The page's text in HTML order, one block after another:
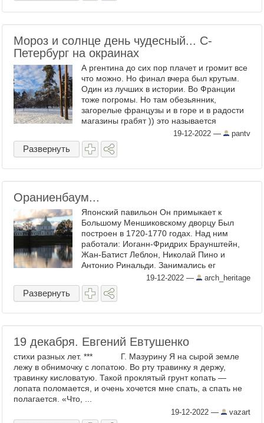
Мороз и солнце день чудесный... С-
Петербург на окраинах
А ргентина до сих пор плачет и громит все
что можно. Но финал вчера был крутым.
Один из лучших в истории. Во Франции
тоже погромы. Но там обезьянник,
загорелые французы и в горе и в радости
магазины грабят )) это называется
стабильность! А у нас выглянуло солнце.
Ночью шел снег, но ...
19-12-2022 — pantv
Развернуть
Ораниенбаум...
Японский павильон Он примыкает к
Большому Меншиковскому дворцу Был
построен в 1720-1770 годах. Над ним
работали: Иоганн-Фридрих Браунштейн,
Жан-Батист Леблон, Николай Пино и
Антонио Ринальди. Занимались ег
внешним и внутренним обликом. Флюгер
на крыше павильона установлен в 1753 г.
...
19-12-2022 — arch_heritage
Развернуть
19 декабря. Евгений Евтушенко
стихи разных лет. *** Г. Мазурину Я на сырой земле
лежу в обнимочку с лопатою. Во рту травинку я держу,
травинку кисловатую. Такой проклятый грунт копать —
лопата поломается, и очень хочется мне спать, а спать не
полагается. «Что, ...
19-12-2022 — vazart